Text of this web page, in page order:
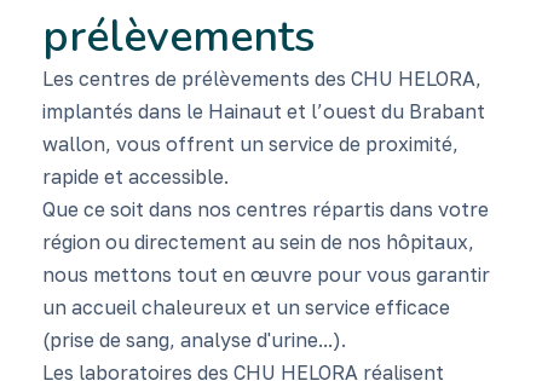
prélèvements
Les centres de prélèvements des CHU HELORA,
implantés dans le Hainaut et l’ouest du Brabant
wallon, vous offrent un service de proximité,
rapide et accessible.
Que ce soit dans nos centres répartis dans votre
région ou directement au sein de nos hôpitaux,
nous mettons tout en œuvre pour vous garantir
un accueil chaleureux et un service efficace
(prise de sang, analyse d'urine...).
Les laboratoires des CHU HELORA réalisent